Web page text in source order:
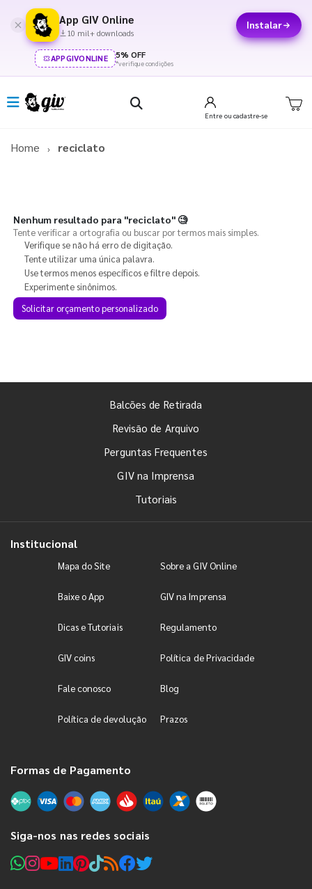
App GIV Online
10 mil+ downloads
Instalar
APPGIVONLINE 5% OFF
*verifique condições
Entre ou cadastre-se
Home reciclato
Nenhum resultado para "reciclato"🧐
Tente verificar a ortografia ou buscar por termos mais simples.
Verifique se não há erro de digitação.
Tente utilizar uma única palavra.
Use termos menos específicos e filtre depois.
Experimente sinônimos.
Solicitar orçamento personalizado
Balcões de Retirada
Revisão de Arquivo
Perguntas Frequentes
GIV na Imprensa
Tutoriais
Institucional
Mapa do Site Sobre a GIV Online
Baixe o App GIV na Imprensa
Dicas e Tutoriais Regulamento
GIV coins Política de Privacidade
Fale conosco Blog
Política de devolução Prazos
Formas de Pagamento
Siga-nos nas redes sociais